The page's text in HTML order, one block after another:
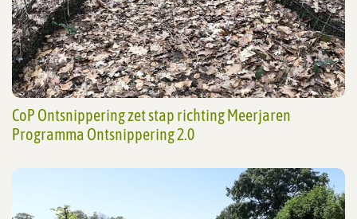
CoP Ontsnippering zet stap richting Meerjaren
Programma Ontsnippering 2.0